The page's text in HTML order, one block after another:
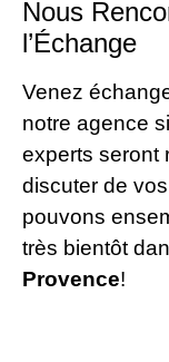
Nous
l’Échange
Venez
notre agence
experts seront
discuter de
pouvons
très bientôt
Provence!